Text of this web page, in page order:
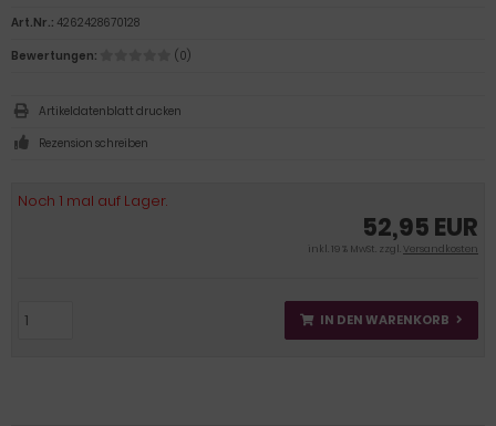
Noch 1 mal auf Lager.
52,95 EUR
inkl. 19 % MwSt. zzgl.Versandkosten
IN DEN WARENKORB
Art.Nr.: 4262428670128
Bewertungen:
(0)
Artikeldatenblatt drucken
Rezension schreiben